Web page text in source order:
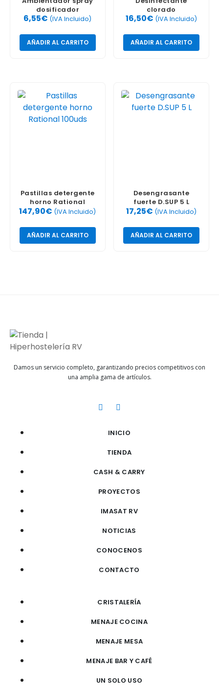
dosificador
6,55€ (IVA Incluido)
AÑADIR AL CARRITO
clorado
futras/verduras 5L
16,50€ (IVA Incluido)
AÑADIR AL CARRITO
Pastillas detergente
horno Rational
100uds
147,90€ (IVA Incluido)
AÑADIR AL CARRITO
Desengrasante
fuerte D.SUP 5 L
17,25€ (IVA Incluido)
AÑADIR AL CARRITO
Damos un servicio completo, garantizando precios competitivos con
una amplia gama de artículos.
INICIO
TIENDA
CASH & CARRY
PROYECTOS
IMASAT RV
NOTICIAS
CONOCENOS
CONTACTO
CRISTALERÍA
MENAJE COCINA
MENAJE MESA
MENAJE BAR Y CAFÉ
UN SOLO USO